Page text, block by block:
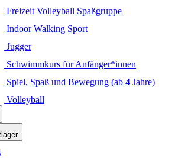
Freizeit Volleyball Spaßgruppe
Indoor Walking Sport
Jugger
Schwimmkurs für Anfänger*innen
Spiel, Spaß und Bewegung (ab 4 Jahre)
Volleyball